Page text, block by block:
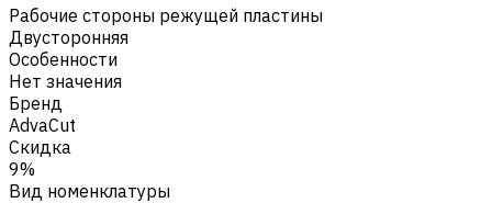
Рабочие стороны режущей пластины
Двусторонняя
Особенности
Нет значения
Бренд
AdvaCut
Скидка
9%
Вид номенклатуры